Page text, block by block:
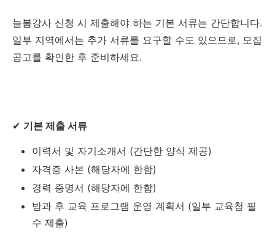
늘봄강사 신청 시 제출해야 하는 기본 서류는 간단합니다.
일부 지역에서는 추가 서류를 요구할 수도 있으므로, 모집
공고를 확인한 후 준비하세요.
✔ 기본 제출 서류
이력서 및 자기소개서 (간단한 양식 제공)
자격증 사본 (해당자에 한함)
경력 증명서 (해당자에 한함)
방과 후 교육 프로그램 운영 계획서 (일부 교육청 필
수 제출)